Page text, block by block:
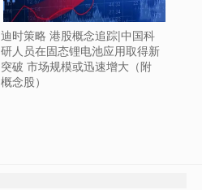
迪时策略 港股概念追踪|中国科
研人员在固态锂电池应用取得新
突破 市场规模或迅速增大（附
概念股）